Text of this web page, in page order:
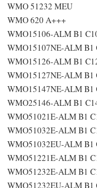
WMO 51232 MEU
WMO 620 A+++
WMO15106-ALM B1
WMO15107NE-ALM B1
WMO15126-ALM B1
WMO15127NE-ALM B1
WMO15147NE-ALM B1
WMO25146-ALM B1
WMO51021E-ALM B1
WMO51032E-ALM B1
WMO51032EU-ALM B1
WMO51221E-ALM B1
WMO51232E-ALM B1
WMO51232EU-ALM B1